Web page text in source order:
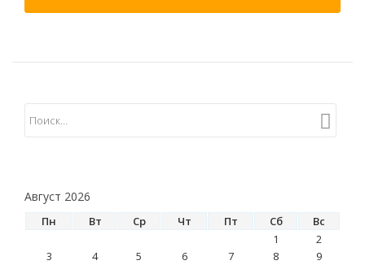
Август 2026
Пн Вт Ср Чт Пт Сб Вс
1
2
3
4 5 6 7 8
9